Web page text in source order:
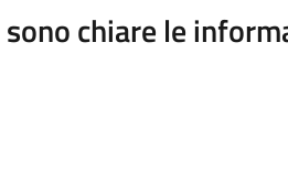
chiare le